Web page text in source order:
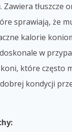
Zawiera tłuszcze
sprawiają, że
kalorie
w
koni, które często
kondycji